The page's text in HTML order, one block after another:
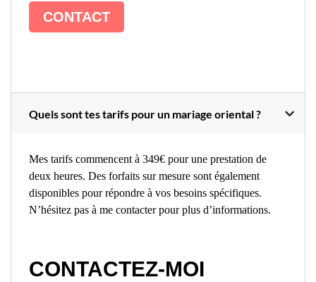
CONTACT
Quels sont tes tarifs pour un mariage oriental ?
Mes tarifs commencent à 349€ pour une prestation de
deux heures. Des forfaits sur mesure sont également
disponibles pour répondre à vos besoins spécifiques.
N’hésitez pas à me contacter pour plus d’informations.
CONTACTEZ-MOI